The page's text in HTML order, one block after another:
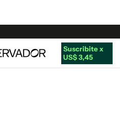
Suscribite x
US$ 3,45